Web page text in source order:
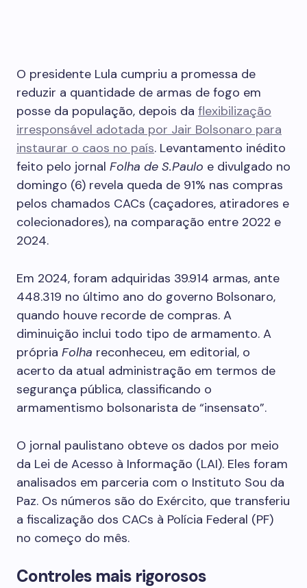
O presidente Lula cumpriu a promessa de
reduzir a quantidade de armas de fogo em
posse da população, depois da flexibilização
irresponsável adotada por Jair Bolsonaro para
instaurar o caos no país. Levantamento inédito
feito pelo jornal Folha de S.Paulo e divulgado no
domingo (6) revela queda de 91% nas compras
pelos chamados CACs (caçadores, atiradores e
colecionadores), na comparação entre 2022 e
2024.
Em 2024, foram adquiridas 39.914 armas, ante
448.319 no último ano do governo Bolsonaro,
quando houve recorde de compras. A
diminuição inclui todo tipo de armamento. A
própria Folha reconheceu, em editorial, o
acerto da atual administração em termos de
segurança pública, classificando o
armamentismo bolsonarista de “insensato”.
O jornal paulistano obteve os dados por meio
da Lei de Acesso à Informação (LAI). Eles foram
analisados em parceria com o Instituto Sou da
Paz. Os números são do Exército, que transferiu
a fiscalização dos CACs à Polícia Federal (PF)
no começo do mês.
Controles mais rigorosos